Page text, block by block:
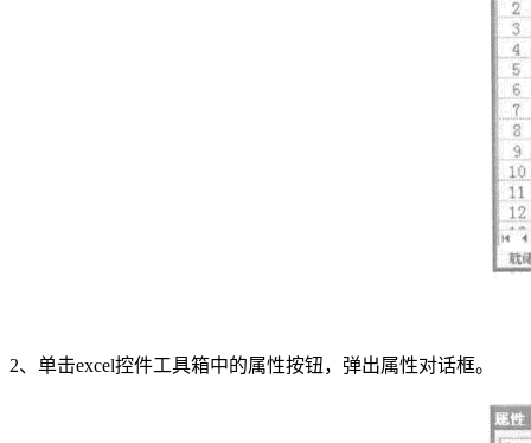
2、单击excel控件工具箱中的属性按钮，弹出属性对话框。